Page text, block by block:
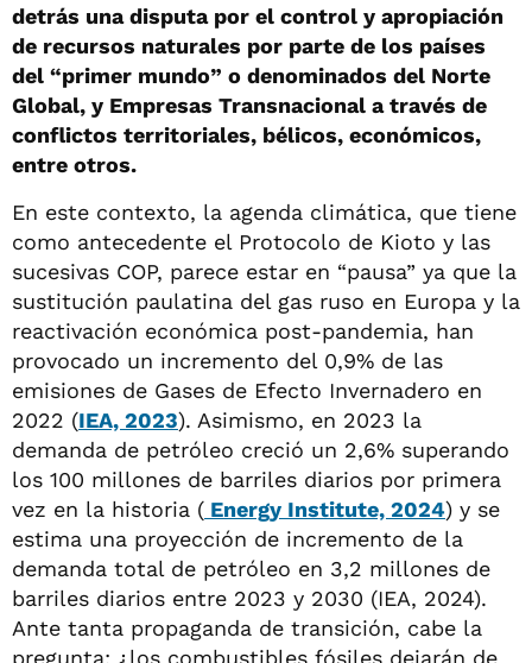
detrás una disputa por el control y apropiación
de recursos naturales por parte de los países
del “primer mundo” o denominados del Norte
Global, y Empresas Transnacional a través de
conflictos territoriales, bélicos, económicos,
entre otros.
En este contexto, la agenda climática, que tiene
como antecedente el Protocolo de Kioto y las
sucesivas COP, parece estar en “pausa” ya que la
sustitución paulatina del gas ruso en Europa y la
reactivación económica post-pandemia, han
provocado un incremento del 0,9% de las
emisiones de Gases de Efecto Invernadero en
2022 (IEA, 2023). Asimismo, en 2023 la
demanda de petróleo creció un 2,6% superando
los 100 millones de barriles diarios por primera
vez en la historia ( Energy Institute, 2024) y se
estima una proyección de incremento de la
demanda total de petróleo en 3,2 millones de
barriles diarios entre 2023 y 2030 (IEA, 2024).
Ante tanta propaganda de transición, cabe la
pregunta: ¿los combustibles fósiles dejarán de